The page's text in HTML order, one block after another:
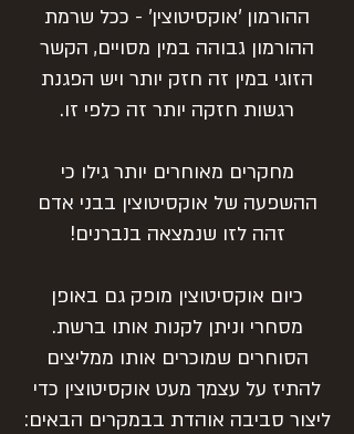
ההורמון 'אוקסיטוצין' - ככל שרמת
ההורמון גבוהה במין מסויים, הקשר
הזוגי במין זה חזק יותר ויש הפגנת
רגשות חזקה יותר זה כלפי זו.
מחקרים מאוחרים יותר גילו כי
ההשפעה של אוקסיטוצין בבני אדם
זהה לזו שנמצאה בנברנים!
כיום אוקסיטוצין מופק גם באופן
מסחרי וניתן לקנות אותו ברשת.
הסוחרים שמוכרים אותו ממליצים
להתיז על עצמך מעט אוקסיטוצין כדי
ליצור סביבה אוהדת בבמקרים הבאים: